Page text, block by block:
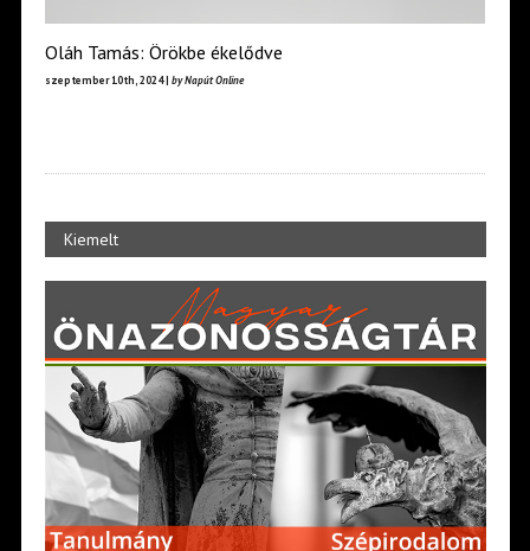
Oláh Tamás: Örökbe ékelődve
szeptember 10th, 2024 | by Napút Online
Kiemelt